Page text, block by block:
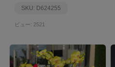
SKU: D624255
ビュー: 2521